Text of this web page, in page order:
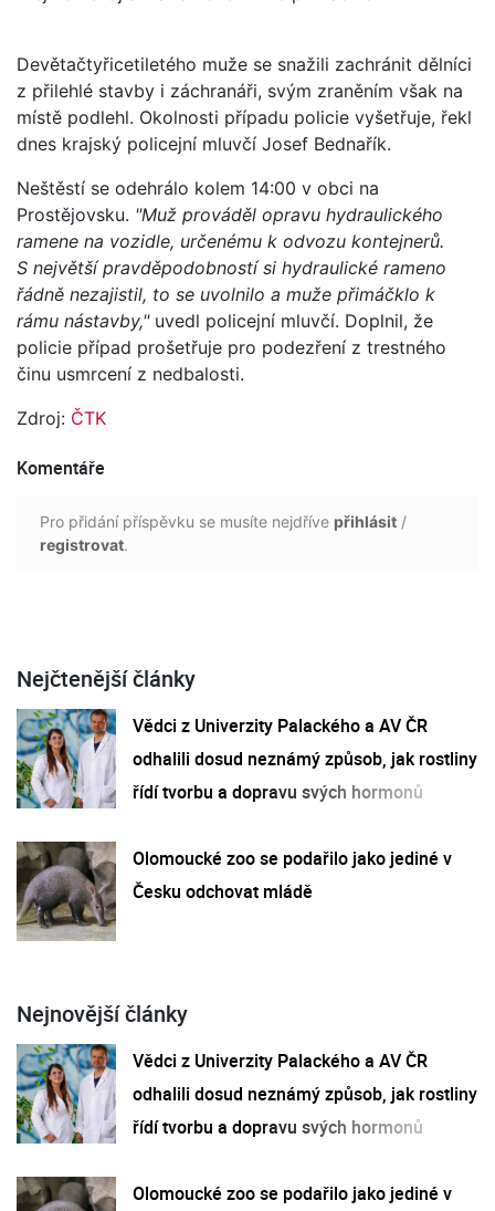
Devětačtyřicetiletého muže se snažili zachránit dělníci
z přilehlé stavby i záchranáři, svým zraněním však na
místě podlehl. Okolnosti případu policie vyšetřuje, řekl
dnes krajský policejní mluvčí Josef Bednařík.
Neštěstí se odehrálo kolem 14:00 v obci na
Prostějovsku. "Muž prováděl opravu hydraulického
ramene na vozidle, určenému k odvozu kontejnerů.
S největší pravděpodobností si hydraulické rameno
řádně nezajistil, to se uvolnilo a muže přimáčklo k
rámu nástavby,"uvedl policejní mluvčí. Doplnil, že
policie případ prošetřuje pro podezření z trestného
činu usmrcení z nedbalosti.
Zdroj: ČTK
Komentáře
Pro přidání příspěvku se musíte nejdříve přihlásit /
registrovat.
Nejčtenější články
Vědci z Univerzity Palackého a AV ČR
odhalili dosud neznámý způsob, jak rostliny
řídí tvorbu a dopravu svých hormonů
Olomoucké zoo se podařilo jako jediné v
Česku odchovat mládě
Nejnovější články
Vědci z Univerzity Palackého a AV ČR
odhalili dosud neznámý způsob, jak rostliny
řídí tvorbu a dopravu svých hormonů
Olomoucké zoo se podařilo jako jediné v